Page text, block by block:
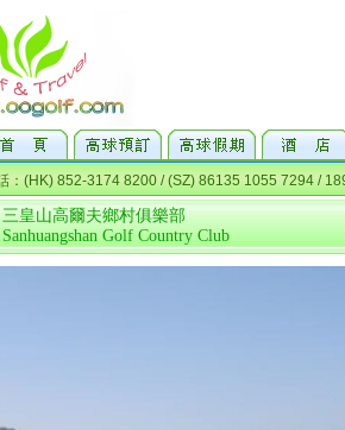
三皇山高爾夫鄉村俱樂部
Sanhuangshan Golf Country Club